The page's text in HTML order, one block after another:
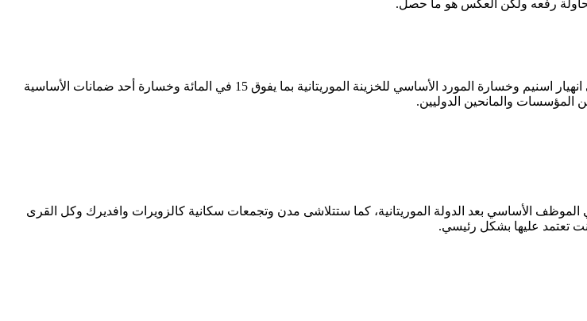
لمحاولة رفعه ولكن العكس هو ما حصل.
ولد الشيباني: في حال تمادت أزمة اسنيم ولم تستطع الدولة أن تجد لها حلا مناسبا قد تؤدي إلى انهيار اسنيم وخسارة المورد الأساسي للخزينة الموريتانية بما يفوق 15 في المائة وخسارة أحد ضمانات الأساسية
والمانحين الدوليين.
وفرصة عمل، إذ تعتبر اسنيم هي الموظف الأساسي بعد الدولة الموريتانية، كما ستتلاشى مدن وتجمعات سكانية كالزويرات وافديرك وكل القرى
تعتمد عليها بشكل رئيسي.